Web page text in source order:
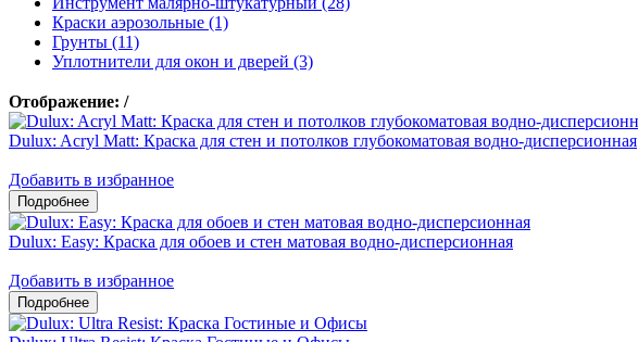
Краски аэрозольные (1)
Грунты (11)
Уплотнители для окон и дверей (3)
Отображение: /
Dulux: Acryl Matt: Краска для стен и потолков глубокоматовая водно-дисперсионная
Добавить в избранное
Dulux: Easy: Краска для обоев и стен матовая водно-дисперсионная
Добавить в избранное